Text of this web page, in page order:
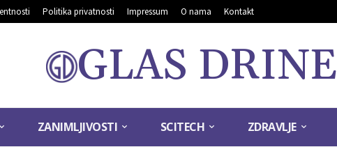
Politika privatnosti Impressum O nama Kontakt
GLAS DRINE
ZANIMLJIVOSTI SCITECH ZDRAVLJE